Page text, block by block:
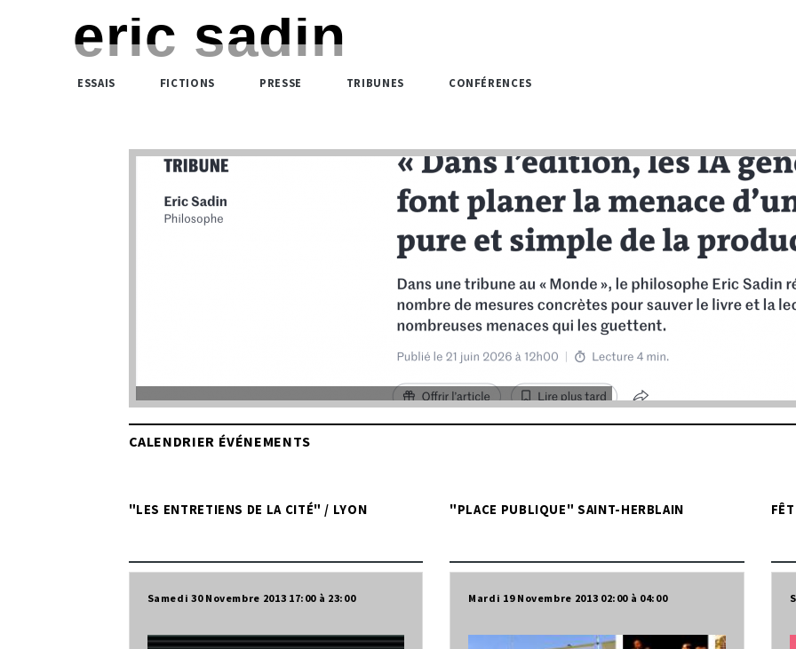
eric sadin
ESSAIS FICTIONS PRESSE TRIBUNES CONFÉRENCES
CALENDRIER ÉVÉNEMENTS
"LES ENTRETIENS DE LA CITÉ" / LYON
Samedi 30 Novembre 2013 17:00 23:00
"PLACE PUBLIQUE" SAINT-HERBLAIN
Mardi 19 Novembre 2013 02:00 04:00